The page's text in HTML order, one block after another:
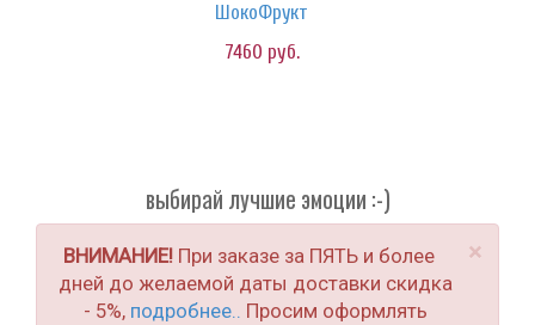
ШокоФрукт
7460 руб.
выбирай лучшие эмоции :-)
×
ВНИМАНИЕ! При заказе за ПЯТЬ и более
дней до желаемой даты доставки скидка
- 5%, подробнее.. Просим оформлять